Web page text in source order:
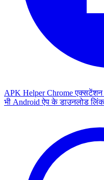
APK Helper Chrome
भी Android ऐप के डाउनलोड